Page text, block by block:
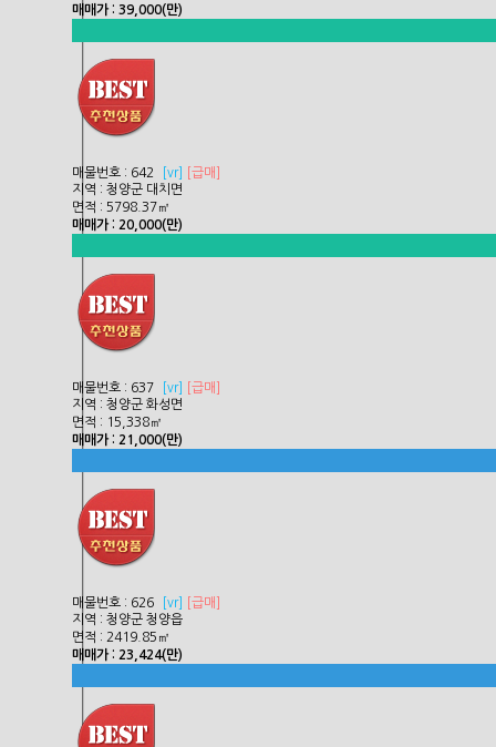
매매가 : 39,000(만)
매물번호 : 642 vr]
[급매]
지역 : 청양군 대치면
면적 : 5798.37㎡
매매가 : 20,000(만)
매물번호 : 637 vr]
[급매]
지역 : 청양군 화성면
면적 : 15,338㎡
매매가 : 21,000(만)
매물번호 : 626 vr]
[급매]
지역 : 청양군 청양읍
면적 : 2419.85㎡
매매가 : 23,424(만)